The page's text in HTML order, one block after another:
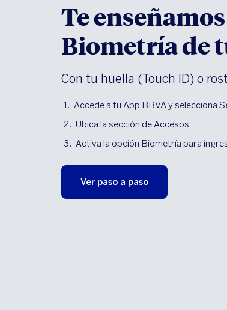
Te
Biometría de
Con tu huella (Touch ID) o
Accede a tu App BBVA y selecciona
Ubica la sección de Accesos
Activa la opción Biometría para
Ver paso a paso